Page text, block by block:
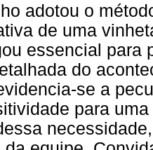
adotou o
de uma
essencial para
do
se a
para